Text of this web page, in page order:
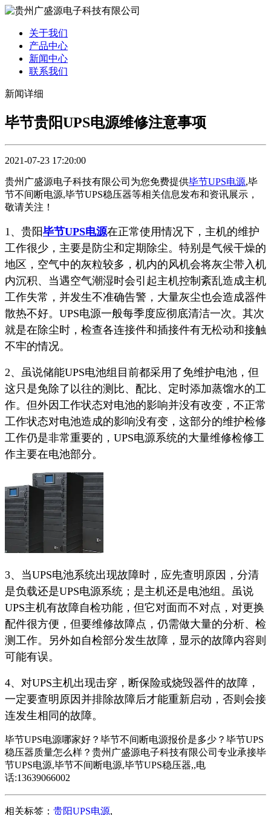
关于我们
产品中心
新闻中心
联系我们
新闻详细
毕节贵阳UPS电源维修注意事项
2021-07-23 17:20:00
贵州广盛源电子科技有限公司为您免费提供毕节UPS电源,毕
节不间断电源,毕节UPS稳压器等相关信息发布和资讯展示，
敬请关注！
1、贵阳毕节UPS电源在正常使用情况下，主机的维护
工作很少，主要是防尘和定期除尘。特别是气候干燥的
地区，空气中的灰粒较多，机内的风机会将灰尘带入机
内沉积、当遇空气潮湿时会引起主机控制紊乱造成主机
工作失常，并发生不准确告警，大量灰尘也会造成器件
散热不好。UPS电源一般每季度应彻底清洁一次。其次
就是在除尘时，检查各连接件和插接件有无松动和接触
不牢的情况。
2、虽说储能UPS电池组目前都采用了免维护电池，但
这只是免除了以往的测比、配比、定时添加蒸馏水的工
作。但外因工作状态对电池的影响并没有改变，不正常
工作状态对电池造成的影响没有变，这部分的维护检修
工作仍是非常重要的，UPS电源系统的大量维修检修工
作主要在电池部分。
3、当UPS电池系统出现故障时，应先查明原因，分清
是负载还是UPS电源系统；是主机还是电池组。虽说
UPS主机有故障自检功能，但它对面而不对点，对更换
配件很方便，但要维修故障点，仍需做大量的分析、检
测工作。另外如自检部分发生故障，显示的故障内容则
可能有误。
4、对UPS主机出现击穿，断保险或烧毁器件的故障，
一定要查明原因并排除故障后才能重新启动，否则会接
连发生相同的故障。
毕节UPS电源哪家好？毕节不间断电源报价是多少？毕节UPS
稳压器质量怎么样？贵州广盛源电子科技有限公司专业承接毕
节UPS电源,毕节不间断电源,毕节UPS稳压器,,电
话:13639066002
相关标签： 贵阳UPS电源,